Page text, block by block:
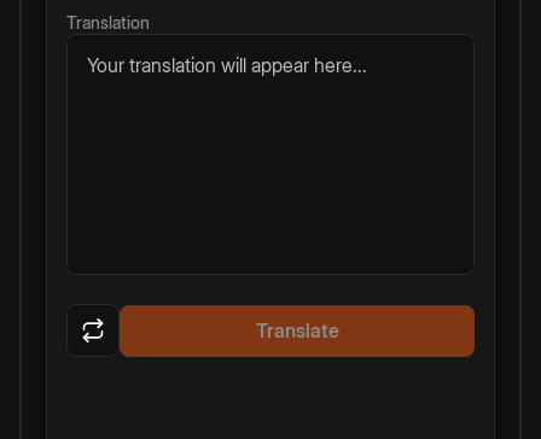
Translation
Your translation will appear here...
Translate